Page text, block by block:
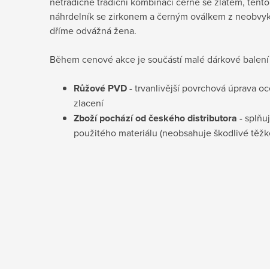
náhrdelník se zirkonem a černým oválkem z
dříme odvážná žena.
Během cenové akce je součástí malé dárkové
Růžové PVD- trvanlivější povrchová úprava
zlacení
Zboží pochází od českého distributora -
použitého materiálu (neobsahuje škodlivé